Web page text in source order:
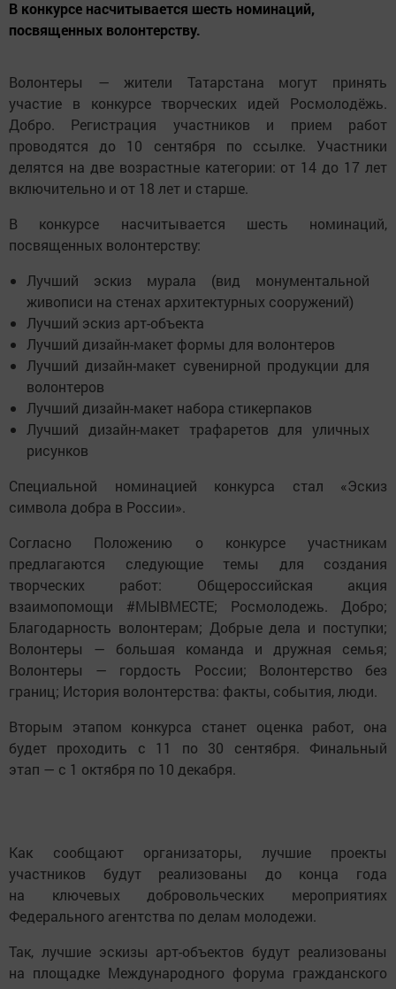
В конкурсе насчитывается шесть номинаций,
посвященных волонтерству.
Волонтеры — жители Татарстана могут принять
участие в конкурсе творческих идей Росмолодёжь.
Добро. Регистрация участников и прием работ
проводятся до 10 сентября по ссылке. Участники
делятся на две возрастные категории: от 14 до 17 лет
включительно и от 18 лет и старше.
В конкурсе насчитывается шесть номинаций,
посвященных волонтерству:
Лучший эскиз мурала (вид монументальной
живописи на стенах архитектурных сооружений)
Лучший эскиз арт-объекта
Лучший дизайн-макет формы для волонтеров
Лучший дизайн-макет сувенирной продукции для
волонтеров
Лучший дизайн-макет набора стикерпаков
Лучший дизайн-макет трафаретов для уличных
рисунков
Специальной номинацией конкурса стал «Эскиз
символа добра в России».
Согласно Положению о конкурсе участникам
предлагаются следующие темы для создания
творческих работ: Общероссийская акция
взаимопомощи #МЫВМЕСТЕ; Росмолодежь. Добро;
Благодарность волонтерам; Добрые дела и поступки;
Волонтеры — большая команда и дружная семья;
Волонтеры — гордость России; Волонтерство без
границ; История волонтерства: факты, события, люди.
Вторым этапом конкурса станет оценка работ, она
будет проходить с 11 по 30 сентября. Финальный
этап — с 1 октября по 10 декабря.
Как сообщают организаторы, лучшие проекты
участников будут реализованы до конца года
на ключевых добровольческих мероприятиях
Федерального агентства по делам молодежи.
Так, лучшие эскизы арт-объектов будут реализованы
на площадке Международного форума гражданского